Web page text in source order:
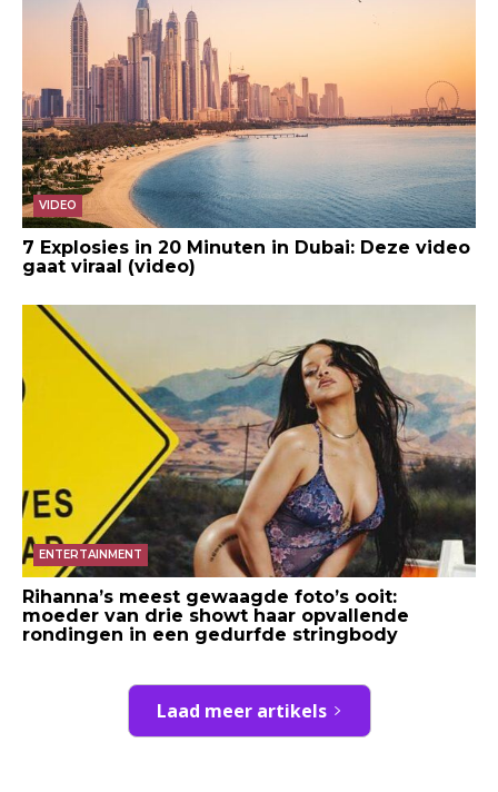
VIDEO
7 Explosies in 20 Minuten in Dubai: Deze video
gaat viraal (video)
ENTERTAINMENT
Rihanna’s meest gewaagde foto’s ooit:
moeder van drie showt haar opvallende
rondingen in een gedurfde stringbody
Laad meer artikels